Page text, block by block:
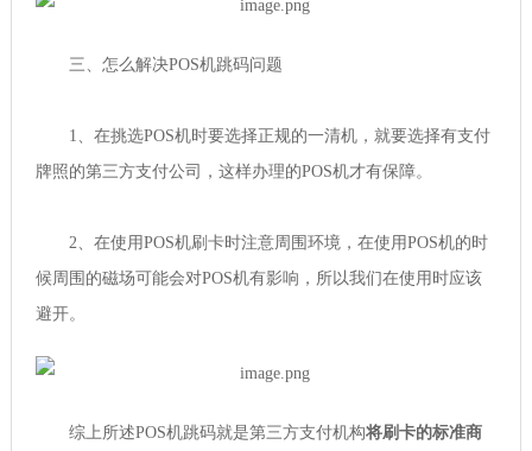
三、怎么解决POS机跳码问题
1、在挑选POS机时要选择正规的一清机，就要选择有支付
牌照的第三方支付公司，这样办理的POS机才有保障。
2、在使用POS机刷卡时注意周围环境，在使用POS机的时
候周围的磁场可能会对POS机有影响，所以我们在使用时应该
避开。
综上所述POS机跳码就是第三方支付机构将刷卡的标准商